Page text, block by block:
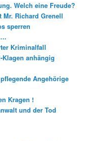
Welch eine Freude?
Mr. Richard Grenell
sperren
Kriminalfall
Klagen anhängig
Angehörige
Kragen !
und der Tod